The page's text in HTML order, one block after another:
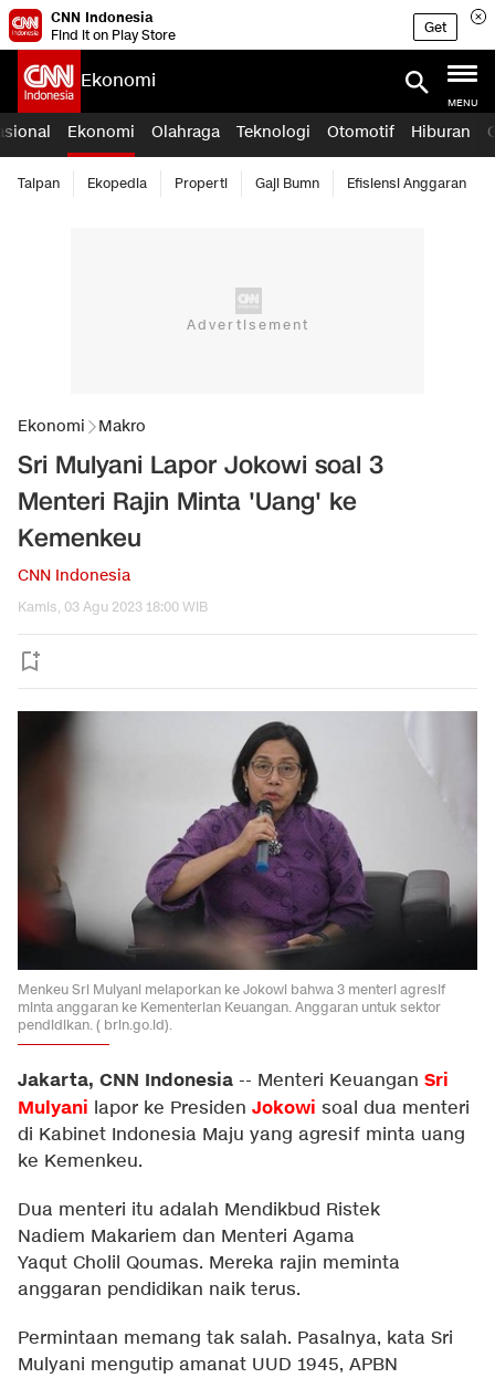
CNN Indonesia
Find it on Play Store
Get
Ekonomi
MENU
Ekonomi Olahraga Teknologi Otomotif Hiburan
Taipan Ekopedia Properti Gaji Bumn Efisiensi Anggaran
Ekonomi Makro
Sri Mulyani Lapor Jokowi soal 3
Menteri Rajin Minta 'Uang' ke
Kemenkeu
CNN Indonesia
Kamis, 03 Agu 2023 18:00 WIB
Menkeu Sri Mulyani melaporkan ke Jokowi bahwa 3 menteri agresif
minta anggaran ke Kementerian Keuangan. Anggaran untuk sektor
pendidikan. ( brin.go.id).
Jakarta, CNN Indonesia -- Menteri Keuangan Sri
Mulyani lapor ke Presiden Jokowi soal dua menteri
di Kabinet Indonesia Maju yang agresif minta uang
ke Kemenkeu.
Dua menteri itu adalah Mendikbud Ristek
Nadiem Makariem dan Menteri Agama
Yaqut Cholil Qoumas. Mereka rajin meminta
anggaran pendidikan naik terus.
Permintaan memang tak salah. Pasalnya, kata Sri
Mulyani mengutip amanat UUD 1945, APBN